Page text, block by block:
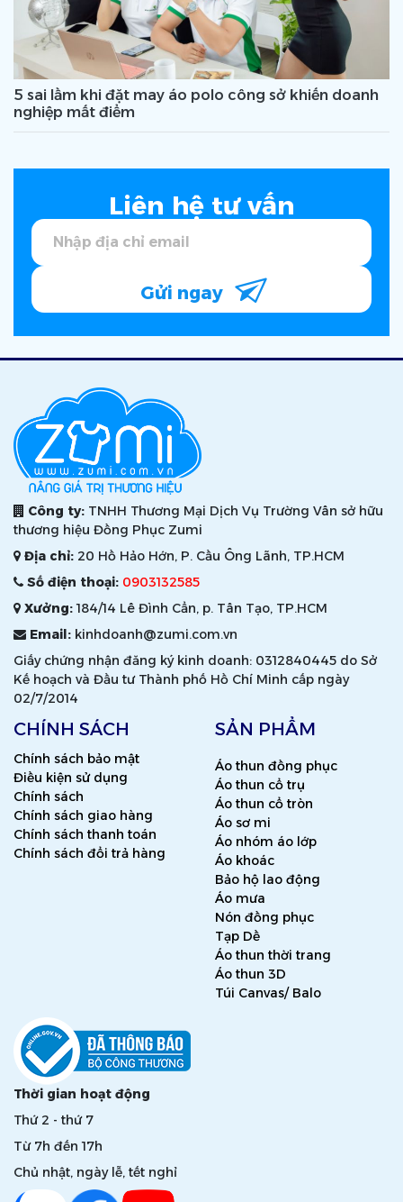
5 sai lầm khi đặt may áo polo công sở khiến doanh
nghiệp mất điểm
Liên hệ tư vấn
Gửi ngay
Công ty: TNHH Thương Mại Dịch Vụ Trường Vân sở hữu
thương hiệu Đồng Phục Zumi
Địa chỉ: 20 Hồ Hảo Hớn, P. Cầu Ông Lãnh, TP.HCM
Số điện thoại: 0903132585
Xưởng:184/14 Lê Đình Cẩn, p. Tân Tạo, TP.HCM
Email: kinhdoanh@zumi.com.vn
Giấy chứng nhận đăng ký kinh doanh: 0312840445 do Sở
Kế hoạch và Đầu tư Thành phố Hồ Chí Minh cấp ngày
02/7/2014
CHÍNH SÁCH
Chính sách bảo mật
Điều kiện sử dụng
Chính sách
Chính sách giao hàng
Chính sách thanh toán
Chính sách đổi trả hàng
SẢN PHẨM
Áo thun đồng phục
Áo thun cổ trụ
Áo thun cổ tròn
Áo sơ mi
Áo nhóm áo lớp
Áo khoác
Bảo hộ lao động
Áo mưa
Nón đồng phục
Tạp Dề
Áo thun thời trang
Áo thun 3D
Túi Canvas/ Balo
Thời gian hoạt động
Thứ 2 - thứ 7
Từ 7h đến 17h
Chủ nhật, ngày lễ, tết nghỉ